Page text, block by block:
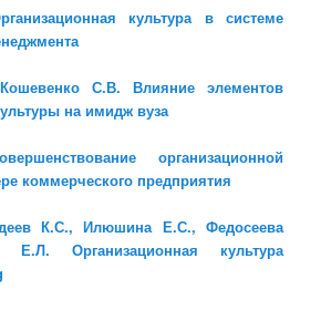
культура в системе
С.В. Влияние элементов
на имидж вуза
организационной
коммерческого предприятия
К.С., Илюшина Е.С., Федосеева
Организационная культура